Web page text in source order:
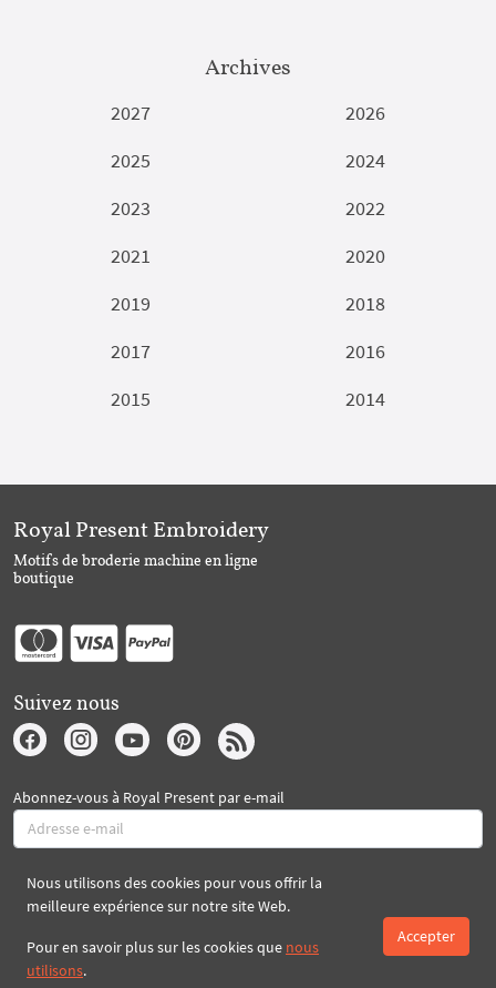
Archives
2027
2026
2025
2024
2023
2022
2021
2020
2019
2018
2017
2016
2015
2014
Nous utilisons des cookies pour vous offrir la
meilleure expérience sur notre site Web.
Pour en savoir plus sur les cookies que nous
utilisons.
Accepter
Royal Present Embroidery
Motifs de broderie machine en ligne
boutique
Suivez nous
Abonnez-vous à Royal Present par e-mail
S'abonner
Créé par 2026 Royal-Present.com ©